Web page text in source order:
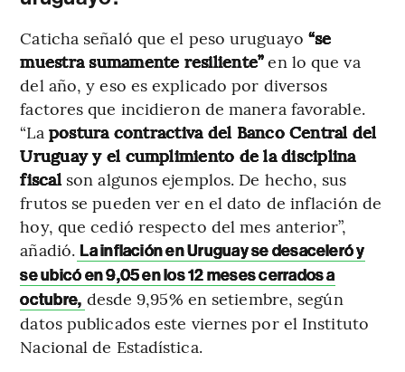
Caticha señaló que el peso uruguayo “se
muestra sumamente resiliente”en lo que va
del año, y eso es explicado por diversos
factores que incidieron de manera favorable.
“La postura contractiva del Banco Central del
Uruguay y el cumplimiento de la disciplina
fiscal son algunos ejemplos. De hecho, sus
frutos se pueden ver en el dato de inflación de
hoy, que cedió respecto del mes anterior”,
añadió. La inflación en Uruguay se desaceleró y
se ubicó en 9,05 en los 12 meses cerrados a
octubre, desde 9,95% en setiembre, según
datos publicados este viernes por el Instituto
Nacional de Estadística.